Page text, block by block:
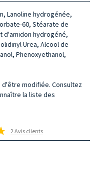
Lanoline hydrogénée,
60, Stéarate de
d'amidon hydrogéné,
Urea, Alcool de
Phenoxyethanol,
modifiée. Consultez
la liste des
2 Avis clients